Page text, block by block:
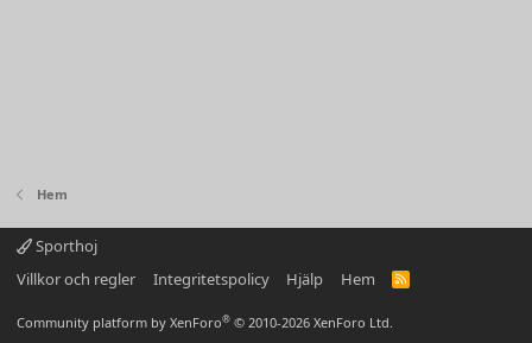
Hem
Sporthoj
Villkor och regler
Integritetspolicy Hjälp Hem
R
Community platform by XenForo® © 2010-2026 XenForo Ltd.